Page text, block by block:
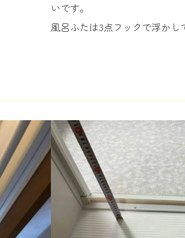
いです。
風呂ふたは3点フックで浮か